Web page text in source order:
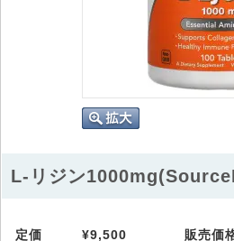
L-リジン
定価 ¥9,500 販売価